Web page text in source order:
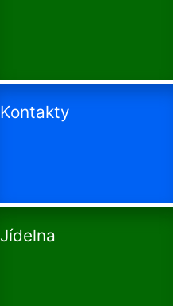
Kontakty
Jídelna